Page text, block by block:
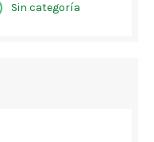
Sin categoría